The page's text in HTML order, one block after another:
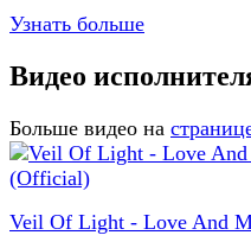
Узнать больше
Видео
Больше видео на
Veil Of Light - Love And